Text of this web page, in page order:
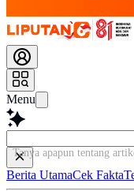
Menu
Berita UtamaCek Fakta